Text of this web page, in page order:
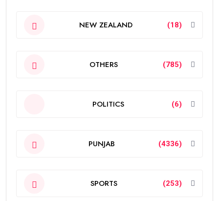
NEW ZEALAND (18)
OTHERS (785)
POLITICS (6)
PUNJAB (4336)
SPORTS (253)